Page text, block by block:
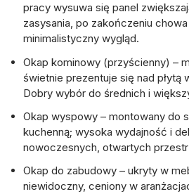
pracy wysuwa się panel
zasysania, po zakończeniu
minimalistyczny wygląd.
Okap kominowy (przyścienny) –
świetnie prezentuje się nad płytą
Dobry wybór do średnich i
Okap wyspowy – montowany do
kuchenną; wysoka wydajność i
nowoczesnych, otwartych
Okap do zabudowy – ukryty w
niewidoczny, ceniony w